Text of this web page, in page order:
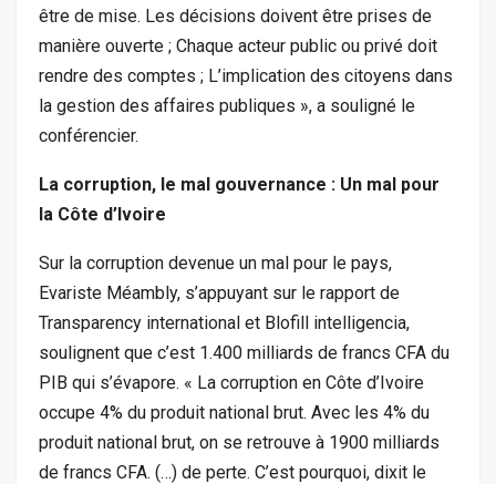
être de mise. Les décisions doivent être prises de
manière ouverte ; Chaque acteur public ou privé doit
rendre des comptes ; L’implication des citoyens dans
la gestion des affaires publiques », a souligné le
conférencier.
La corruption, le mal gouvernance : Un mal pour
la Côte d’Ivoire
Sur la corruption devenue un mal pour le pays,
Evariste Méambly, s’appuyant sur le rapport de
Transparency international et Blofill intelligencia,
soulignent que c’est 1.400 milliards de francs CFA du
PIB qui s’évapore. « La corruption en Côte d’Ivoire
occupe 4% du produit national brut. Avec les 4% du
produit national brut, on se retrouve à 1900 milliards
de francs CFA. (…) de perte. C’est pourquoi, dixit le